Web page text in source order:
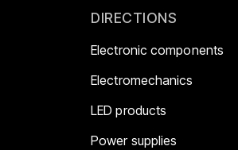
DIRECTIONS
Electronic components
Electromechanics
LED products
Power supplies